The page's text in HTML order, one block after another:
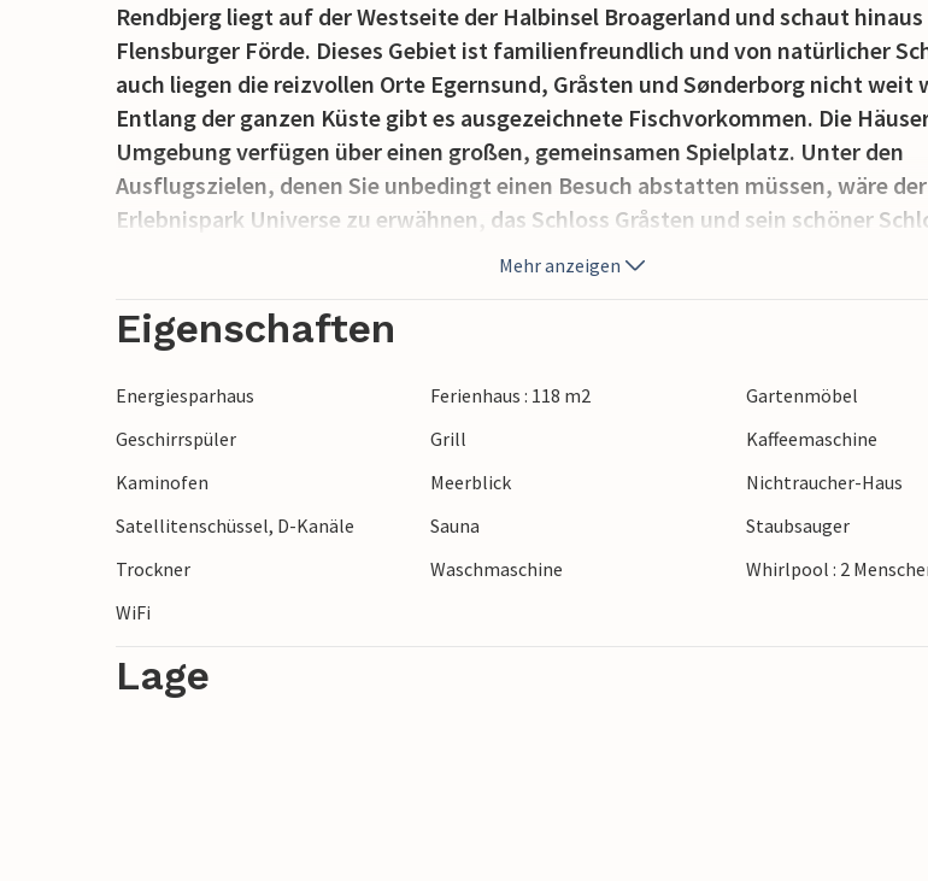
Rendbjerg liegt auf der Westseite der Halbinsel Broagerland und schaut
Flensburger Förde. Dieses Gebiet ist familienfreundlich und von natürlicher
auch liegen die reizvollen Orte Egernsund, Gråsten und Sønderborg nicht weit
Entlang der ganzen Küste gibt es ausgezeichnete Fischvorkommen. Die
Umgebung verfügen über einen großen, gemeinsamen Spielplatz. Unter den
Ausflugszielen, denen Sie unbedingt einen Besuch abstatten müssen, wäre der
Erlebnispark Universe zu erwähnen, das Schloss Gråsten und sein schöner
Dybbøl Geschichtscenter, Dybbøl Mølle, das Papiermuseum in Gråsten und das
interessante Sønderborg Schloss. Der charmante Ort Sønderborg besitzt eine
gemütliche Fußgängerzone, in der Sie wunderbar bummeln oder sich in Cafés
Restaurants verwöhnen lassen können.
Mehr anzeigen
Eigenschaften
Energiesparhaus Ferienhaus : 118 m2
Gartenmöbel
Geschirrspüler
Grill
Kaffeemaschine
Kaminofen
Meerblick
Nichtraucher-Haus
Satellitenschüssel, D-Kanäle
Sauna
Staubsauger
Trockner
Waschmaschine
Whirlpool : 2
WiFi
Lage